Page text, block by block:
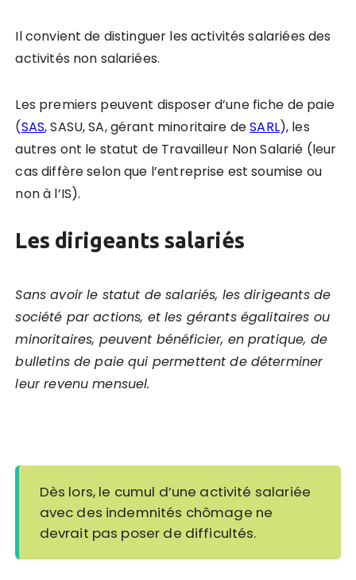
Il convient de distinguer les activités salariées des
activités non salariées.
Les premiers peuvent disposer d’une fiche de paie
(SAS, SASU, SA, gérant minoritaire deSARL), les
autres ont le statut de Travailleur Non Salarié (leur
cas diffère selon que l’entreprise est soumise ou
non à l’IS).
Les dirigeants salariés
Sans avoir le statut de salariés, les dirigeants de
société par actions, et les gérants égalitaires ou
minoritaires, peuvent bénéficier, en pratique, de
bulletins de paie qui permettent de déterminer
leur revenu mensuel.
Dès lors, le cumul d’une activité salariée
avec des indemnités chômage ne
devrait pas poser de difficultés.